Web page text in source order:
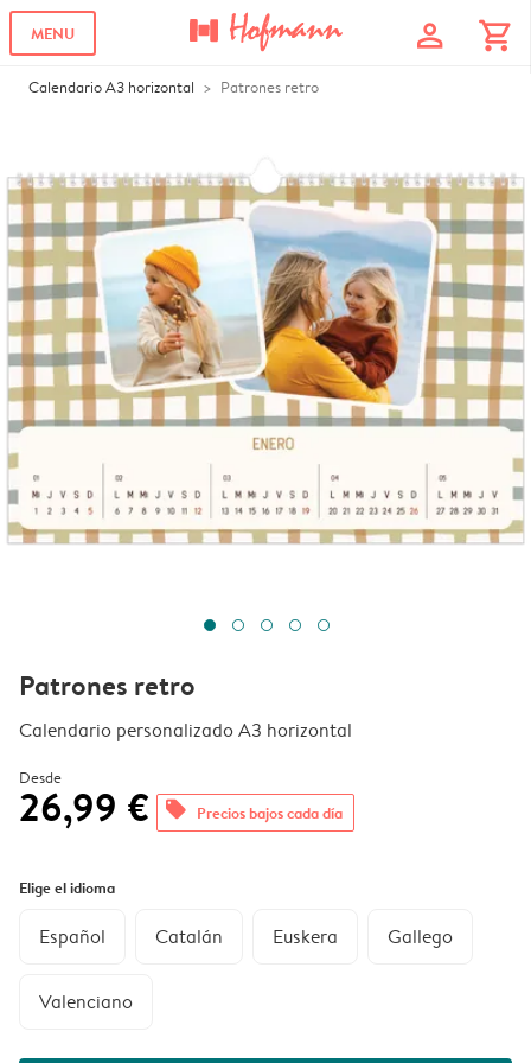
MENU profile shopping_cart
Calendario A3 horizontal Patrones retro
Patrones retro
Calendario personalizado A3 horizontal
Desde
26,99 € offers Precios bajos cada día
Elige el idioma
Español Catalán Euskera Gallego
Valenciano